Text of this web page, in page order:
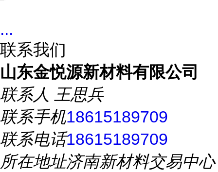
...
联系我们
山东金悦源新材料有限公司
联系人 王思兵
联系手机18615189709
联系电话18615189709
所在地址济南新材料交易中心